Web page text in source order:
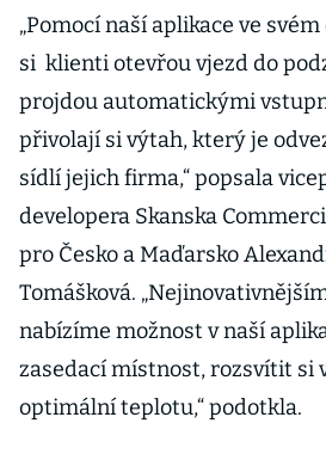
„Pomocí naší aplikace ve
si klienti otevřou vjezd do
projdou automatickými
přivolají si výtah, který je
sídlí jejich firma,“ popsala
developera Skanska
pro Česko a Maďarsko
Tomášková.
nabízíme možnost v naší
zasedací místnost, rozsvítit si
optimální teplotu,“ podotkla.